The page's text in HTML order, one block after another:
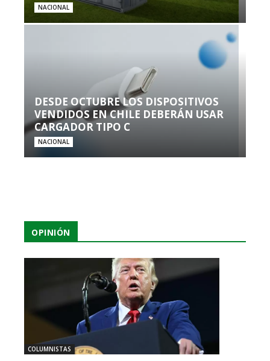
NACIONAL
DESDE OCTUBRE LOS DISPOSITIVOS
VENDIDOS EN CHILE DEBERÁN USAR
CARGADOR TIPO C
NACIONAL
OPINIÓN
COLUMNISTAS